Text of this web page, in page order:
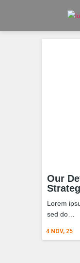
Our
4 NOV, 25
Lorem
sed do…